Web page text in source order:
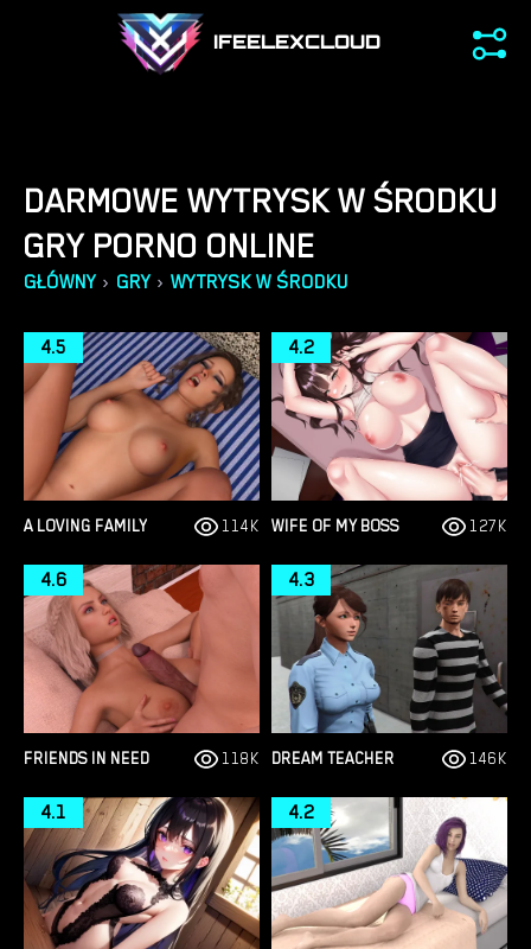
IFEELEXCLOUD
DARMOWE WYTRYSK W ŚRODKU
GRY PORNO ONLINE
GŁÓWNY › GRY › WYTRYSK W ŚRODKU
A LOVING FAMILY
4.5
114K WIFE OF MY BOSS
4.2
127K
FRIENDS IN NEED
4.6
118K DREAM TEACHER
4.3
146K
4.1 4.2